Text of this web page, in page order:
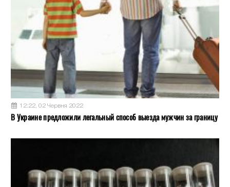
12:22, 02 Червня 2022
В Украине предложили легальный способ выезда мужчин за границу